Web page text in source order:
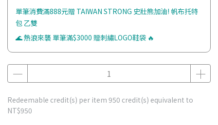
單筆消費滿888元贈 TAIWAN STRONG 史壯熊加油! 帆布托特
包 乙雙
🌊 熱浪來襲 單筆滿$3000 贈刺繡LOGO鞋袋 🔥
Redeemable credit(s) per item 950 credit(s) equivalent to
NT$950